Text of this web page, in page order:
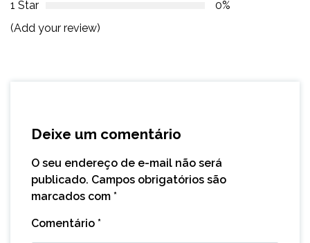
1 Star
0%
(Add your review)
Deixe um comentário
O seu endereço de e-mail não será
publicado. Campos obrigatórios são
marcados com *
Comentário *